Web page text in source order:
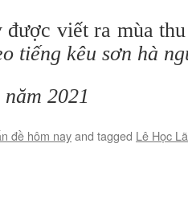
được viết ra mùa
tiếng kêu sơn hà
2021
đề hôm nayand tagged Lê Học